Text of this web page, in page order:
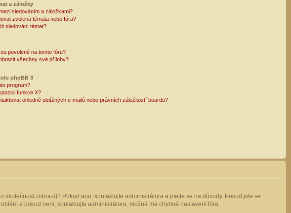
a záložky
sledováním a záložkami?
zvolená témata nebo fóra?
sledování témat?
povolené na tomto fóru?
všechny své přílohy?
phpBB 3
program?
funkce X?
ohledně obtížných e-mailů nebo právních záležitostí boardu?
zobrazí)? Pokud ano, kontaktujte administrátora a ptejte se na důvody. Pokud jste se
a pokud není, kontaktujte administrátora, možná má chybné nastavení fóra.